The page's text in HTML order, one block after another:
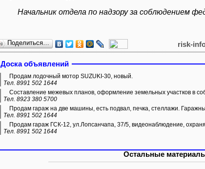
Начальник отдела по надзору за соблюдением
Поделиться… risk-
Доска объявлений
Продам лодочный мотор SUZUKI-30, новый.
Тел. 8991 502 1644
Составление межевых планов, оформление земельных участков в
Тел. 8923 380 5700
Продам гараж на две машины, есть подвал, печка, стеллажи.
Тел. 8991 502 1644
Продам гараж ГСК-12, ул.Лопсанчапа, 37/5, видеонаблюдение,
Тел. 8991 502 1644
Остальные